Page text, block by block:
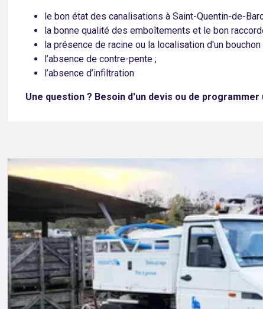
le bon état des canalisations à Saint-Quentin-de-
la bonne qualité des emboîtements et le bon
la présence de racine ou la localisation d'un
l’absence de contre-pente ;
l’absence d’infiltration
Une question ? Besoin d'un devis ou de